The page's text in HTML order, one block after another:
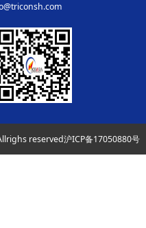
reserved沪ICP备17050880号